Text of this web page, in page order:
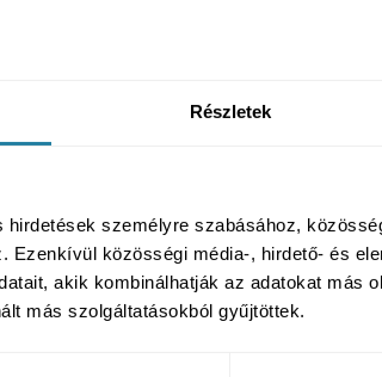
Részletek
hirdetések személyre szabásához,
Ezenkívül közösségi média-, hirdető- és
akik kombinálhatják az adatokat más
más szolgáltatásokból gyűjtöttek.